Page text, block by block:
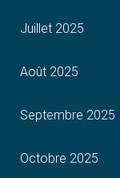
Juillet 2025
Août 2025
Septembre 2025
Octobre 2025